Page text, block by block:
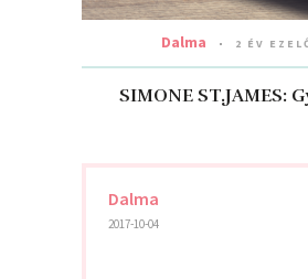
Dalma 2 ÉV
SIMONE ST.JAMES:
Dalma
2017-10-04